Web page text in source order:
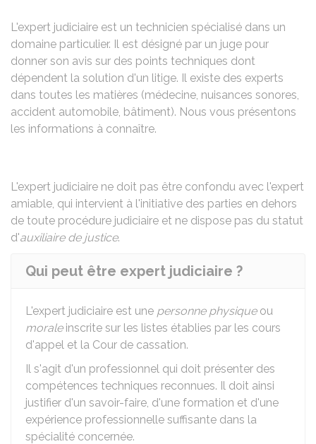
L'expert judiciaire est un technicien spécialisé dans un
domaine particulier. Il est désigné par un juge pour
donner son avis sur des points techniques dont
dépendent la solution d'un litige. Il existe des experts
dans toutes les matières (médecine, nuisances sonores,
accident automobile, bâtiment). Nous vous présentons
les informations à connaître.
L'expert judiciaire ne doit pas être confondu avec l'expert
amiable, qui intervient à l'initiative des parties en dehors
de toute procédure judiciaire et ne dispose pas du statut
d'auxiliaire de justice.
Qui peut être expert judiciaire ?
L'expert judiciaire est une personne physiqueou
moraleinscrite sur les listes établies par les cours
d'appel et la Cour de cassation.
Il s'agit d'un professionnel qui doit présenter des
compétences techniques reconnues. Il doit ainsi
justifier d'un savoir-faire, d'une formation et d'une
expérience professionnelle suffisante dans la
spécialité concernée.